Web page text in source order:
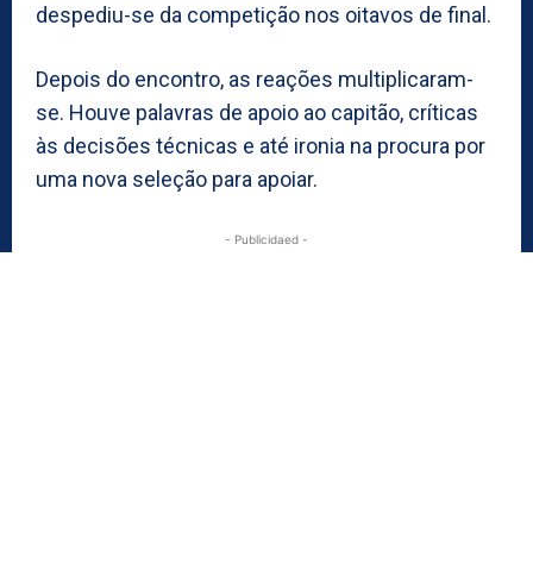
despediu-se da competição nos oitavos de final.
Depois do encontro, as reações multiplicaram-
se. Houve palavras de apoio ao capitão, críticas
às decisões técnicas e até ironia na procura por
uma nova seleção para apoiar.
- Publicidaed -